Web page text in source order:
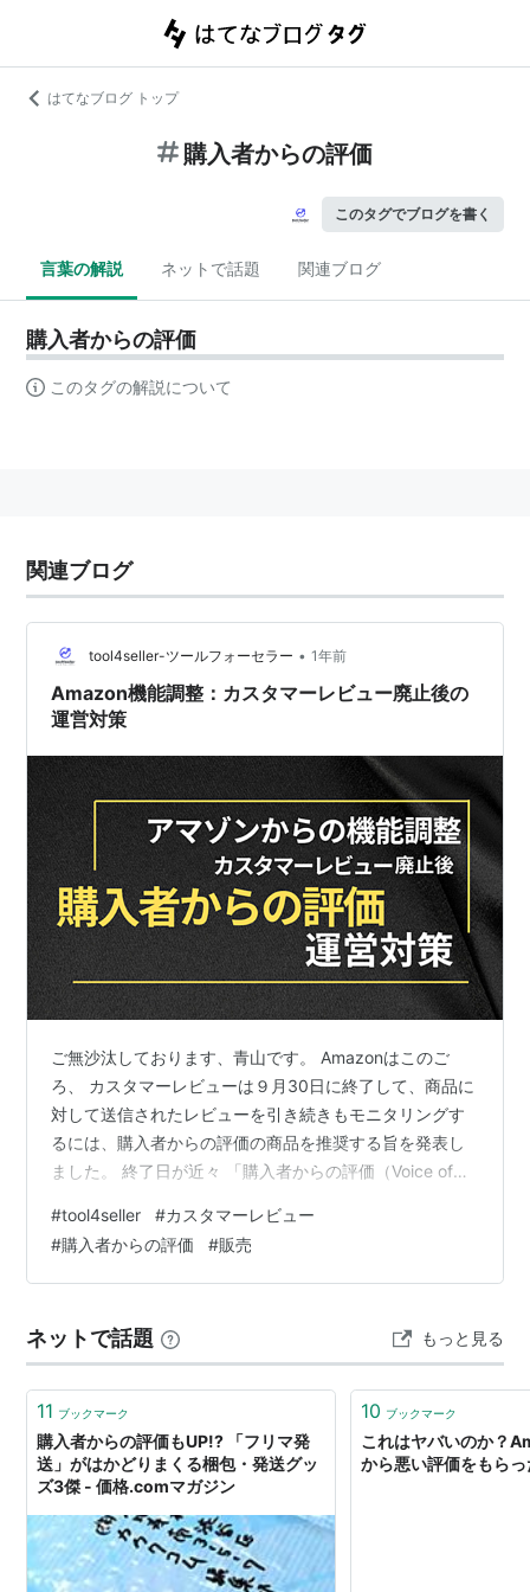
はてなブログ トップ
購入者からの評価
このタグでブログを書く
言葉の解説 ネットで話題 関連ブログ
購入者からの評価
このタグの解説について
関連ブログ
tool4seller-ツールフォーセラー • 1年前
Amazon機能調整：カスタマーレビュー廃止後の
運営対策
ご無沙汰しております、青山です。 Amazonはこのご
ろ、 カスタマーレビューは９月30日に終了して、商品に
対して送信されたレビューを引き続きもモニタリングす
るには、購入者からの評価の商品を推奨する旨を発表し
ました。 終了日が近々 「購入者からの評価（Voice of
品者の日常販売をどのようにサポートして、 カスタマー
レビューのかわりになるでしょうか 今回の記事ではそれ
らの疑問を探ってみたいと思います。 まず、以下の二つ
ないし、品切れ商品でもないですが、なぜ売上が下がっ
たんだろう？…
#tool4seller #カスタマーレビュー
#購入者からの評価 #販売
ネットで話題 もっと見る
11 ブックマーク
購入者からの評価もUP!? 「フリマ発
送」がはかどりまくる梱包・発送グッ
ズ3傑 - 価格.comマガジン
10 ブックマーク
これはヤバいのか？
から悪い評価をもら